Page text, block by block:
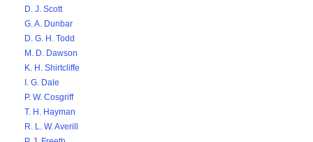
D. J. Scott
G. A. Dunbar
D. G. H. Todd
M. D. Dawson
K. H. Shirtcliffe
I. G. Dale
P. W. Cosgriff
T. H. Hayman
R. L. W. Averill